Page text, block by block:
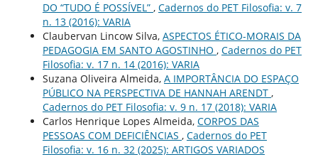
DO “TUDO É POSSÍVEL” , Cadernos do PET Filosofia: v. 7
n. 13 (2016): VARIA
Claubervan Lincow Silva, ASPECTOS ÉTICO-MORAIS DA
PEDAGOGIA EM SANTO AGOSTINHO , Cadernos do PET
Filosofia: v. 17 n. 14 (2016): VARIA
Suzana Oliveira Almeida, A IMPORTÂNCIA DO ESPAÇO
PÚBLICO NA PERSPECTIVA DE HANNAH ARENDT ,
Cadernos do PET Filosofia: v. 9 n. 17 (2018): VARIA
Carlos Henrique Lopes Almeida, CORPOS DAS
PESSOAS COM DEFICIÊNCIAS , Cadernos do PET
Filosofia: v. 16 n. 32 (2025): ARTIGOS VARIADOS